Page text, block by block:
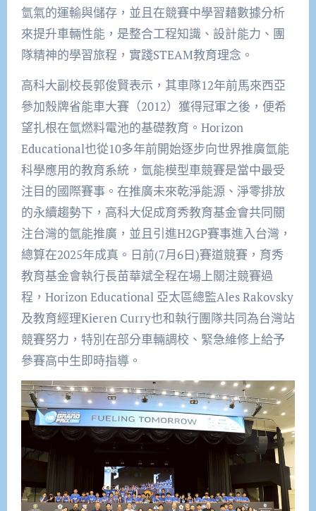
氫氣的運輸與儲存，並且在競賽中學習藉數據分析
來提升車輛性能，是整合工程知識、設計能力、團
隊精神的學習旅程，實踐STEAM教育理念。
高科大副校長郭俊賢表示，其車隊12年前馬來西亞
參加殼牌省能車大賽（2012）獲得冠軍之後，便希
望扎根在氫燃料電池的基礎教育。Horizon
Educational也從10多年前開始逐步向世界推廣氫能
科學應用的教育系統，氫能模型車競賽是當中最受
注目的國際賽事。在推廣未來乾淨能源、淨零排放
的永續趨勢下，高科大促成育秀教育基金會共同關
注台灣的氫能推廣，並且引進H2GP賽事進入台灣，
總算在2025年成真。日前(7月6日)賽道競賽，育秀
教育基金會執行長苗華斌全程在場上關注競賽過
程，Horizon Educational 亞太區總監Ales Rakovsky
及教育經理Kieren Curry也和執行團隊共同為台灣站
競賽努力，特別在部分車輛調校、緊急維修上給予
參賽高中生即時指導。